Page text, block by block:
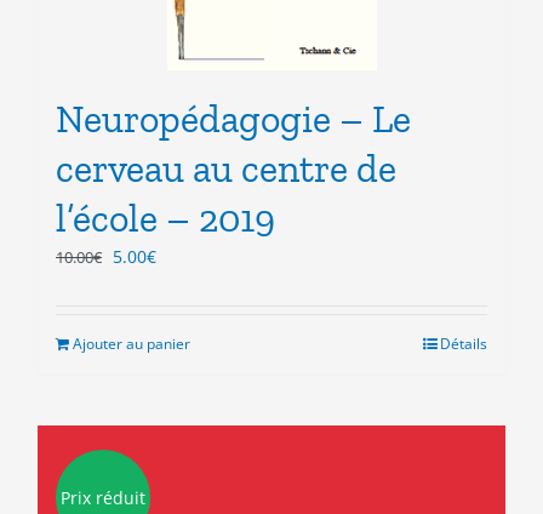
Neuropédagogie – Le
cerveau au centre de
l’école – 2019
10.00€ Le
5.00€Le
est :
Ajouter au panier Détails
Prix réduit